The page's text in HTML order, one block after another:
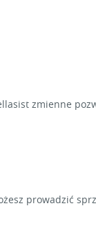
zmienne
prowadzić